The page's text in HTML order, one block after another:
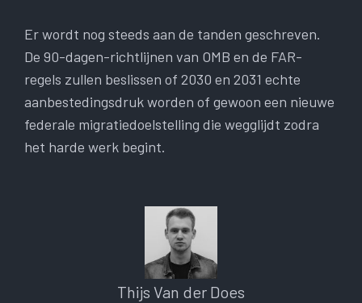
Er wordt nog steeds aan de tanden geschreven.
De 90-dagen-richtlijnen van OMB en de FAR-
regels zullen beslissen of 2030 en 2031 echte
aanbestedingsdruk worden of gewoon een nieuwe
federale migratiedoelstelling die wegglijdt zodra
het harde werk begint.
Thijs Van der Does